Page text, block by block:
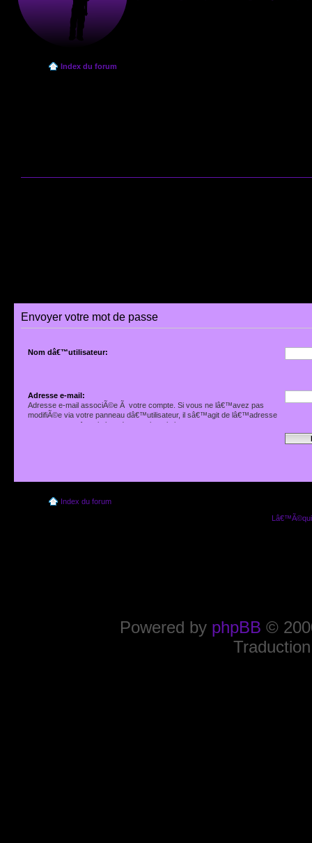
Index du forum
Envoyer votre mot de passe
Nom dâ€™utilisateur:
Adresse e-mail:
Adresse e-mail associÃ©e Ã votre compte. Si vous ne lâ€™avez pas
modifiÃ©e via votre panneau dâ€™utilisateur, il sâ€™agit de lâ€™adresse
que vous avez fournie lors de votre inscription.
Index du forum
Powered by phpBB ©